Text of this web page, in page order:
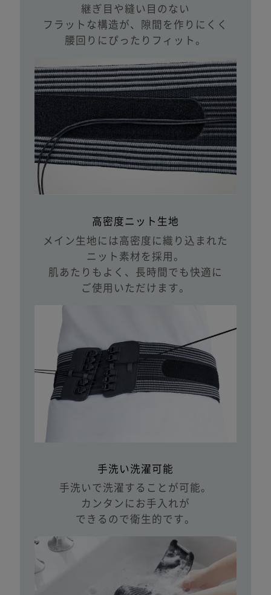
継ぎ目や縫い目のない
フラットな構造が、隙間を作りにくく
腰回りにぴったりフィット。
高密度ニット生地
メイン生地には高密度に織り込まれた
ニット素材を採用。
肌あたりもよく、長時間でも快適に
ご使用いただけます。
手洗い洗濯可能
手洗いで洗濯することが可能。
カンタンにお手入れが
できるので衛生的です。